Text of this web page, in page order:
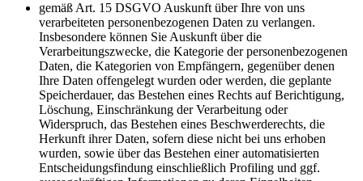
gemäß Art. 15 DSGVO Auskunft über Ihre von uns
verarbeiteten personenbezogenen Daten zu verlangen.
Insbesondere können Sie Auskunft über die
Verarbeitungszwecke, die Kategorie der personenbezogenen
Daten, die Kategorien von Empfängern, gegenüber denen
Ihre Daten offengelegt wurden oder werden, die geplante
Speicherdauer, das Bestehen eines Rechts auf Berichtigung,
Löschung, Einschränkung der Verarbeitung oder
Widerspruch, das Bestehen eines Beschwerderechts, die
Herkunft ihrer Daten, sofern diese nicht bei uns erhoben
wurden, sowie über das Bestehen einer automatisierten
Entscheidungsfindung einschließlich Profiling und ggf.